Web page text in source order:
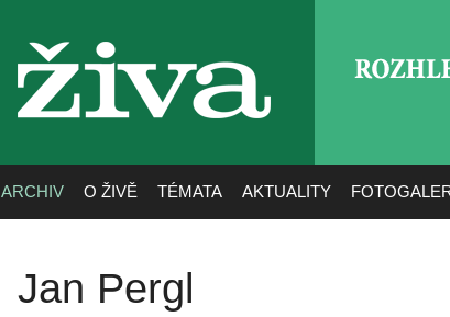
živa
ARCHIV O ŽIVĚ TÉMATA AKTUALITY
Jan Pergl